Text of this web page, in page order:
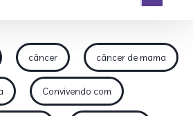
câncer câncer de mama
Convivendo com